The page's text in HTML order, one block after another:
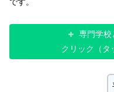
専門学校
クリック（タ